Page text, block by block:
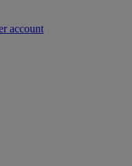
account